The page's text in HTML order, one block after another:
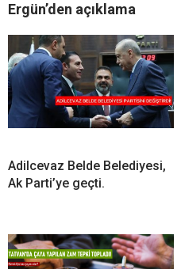
Ergün’den açıklama
Adilcevaz Belde Belediyesi,
Ak Parti’ye geçti.